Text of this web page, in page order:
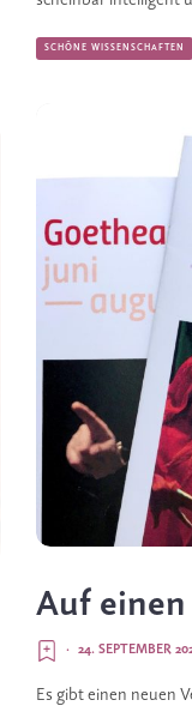
SCHÖNE WISSENSCHAFTEN
Auf
24. SEPTEMBER
·
Es gibt einen neuen